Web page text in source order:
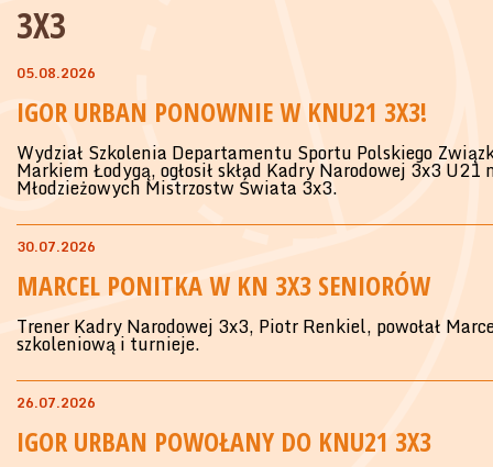
3X3
05.08.2026
IGOR URBAN PONOWNIE W KNU21 3X3!
Wydział Szkolenia Departamentu Sportu Polskiego
Markiem Łodygą, ogłosił skład Kadry Narodowej 3x3
Młodzieżowych Mistrzostw Świata 3x3.
30.07.2026
MARCEL PONITKA W KN 3X3 SENIORÓW
Trener Kadry Narodowej 3x3, Piotr Renkiel, powołał
szkoleniową i turnieje.
26.07.2026
IGOR URBAN POWOŁANY DO KNU21 3X3